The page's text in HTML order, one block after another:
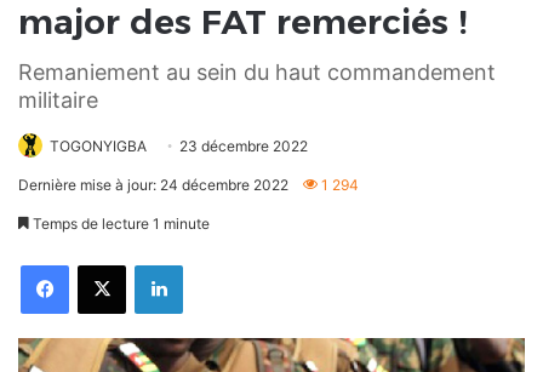
major des FAT remerciés !
Remaniement au sein du haut commandement
militaire
TOGONYIGBA 23 décembre 2022
Dernière mise à jour: 24 décembre 2022 1 294
Temps de lecture 1 minute
FacebookX Linkedin